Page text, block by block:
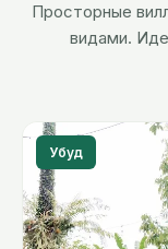
Просторные
видами.
Убуд